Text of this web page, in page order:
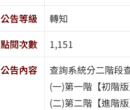
公告等級
轉知
點閱次數
1,151
公告內容
查詢系統分二階段
(一)第一階【初階
(二)第二階【進階